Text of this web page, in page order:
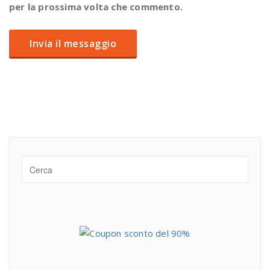
per la prossima volta che commento.